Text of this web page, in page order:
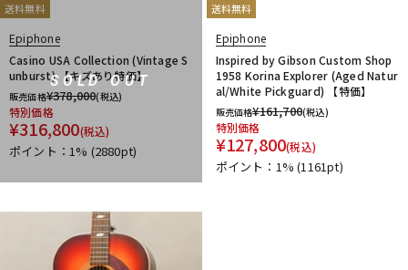
SOLD OUT
送料無料
Epiphone
Casino USA Collection (Vintage S
unburst) 【キズあり特価】
販売価格¥378,000(税込)
特別価格
¥316,800(税込)
ポイント：1% (2880pt)
送料無料
Epiphone
Inspired by Gibson Custom Shop
1958 Korina Explorer (Aged Natur
al/White Pickguard) 【特価】
販売価格¥161,700(税込)
特別価格
¥127,800(税込)
ポイント：1%(1161pt)